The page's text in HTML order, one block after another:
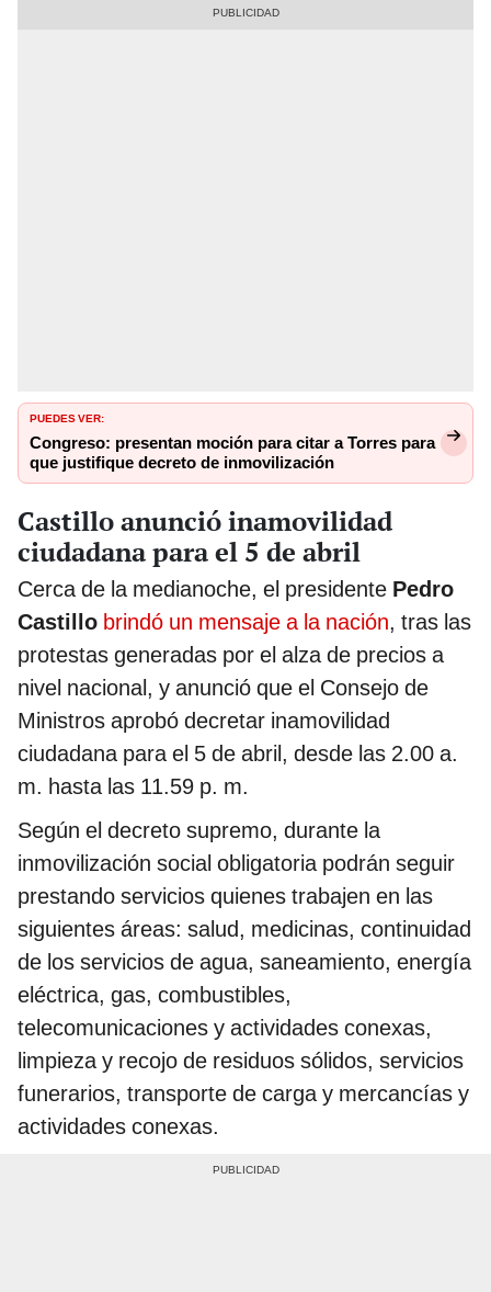
PUEDES VER:
Congreso: presentan moción para citar a Torres para
que justifique decreto de inmovilización
Castillo anunció inamovilidad
ciudadana para el 5 de abril
Cerca de la medianoche, el presidente Pedro
Castillo brindó un mensaje a la nación, tras las
protestas generadas por el alza de precios a
nivel nacional, y anunció que el Consejo de
Ministros aprobó decretar inamovilidad
ciudadana para el 5 de abril, desde las 2.00 a.
m. hasta las 11.59 p. m.
Según el decreto supremo, durante la
inmovilización social obligatoria podrán seguir
prestando servicios quienes trabajen en las
siguientes áreas: salud, medicinas, continuidad
de los servicios de agua, saneamiento, energía
eléctrica, gas, combustibles,
telecomunicaciones y actividades conexas,
limpieza y recojo de residuos sólidos, servicios
funerarios, transporte de carga y mercancías y
actividades conexas.